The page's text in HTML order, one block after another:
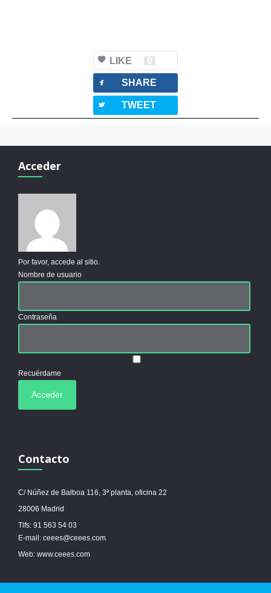
LIKE 0
facebook SHARE
twitterbird TWEET
Acceder
Por favor, accede al sitio.
Nombre de usuario
Contraseña
Recuérdame
Contacto
C/ Núñez de Balboa 116, 3ª planta, oficina 22
28006 Madrid
Tlfs: 91 563 54 03
E-mail: ceees@ceees.com
Web: www.ceees.com